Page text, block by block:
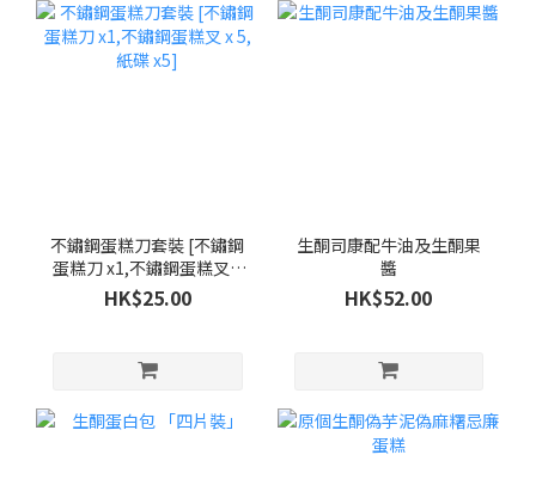
不鏽鋼蛋糕刀套裝 [不鏽鋼
蛋糕刀 x1,不鏽鋼蛋糕叉 x
5,紙碟 x5]
HK$25.00
生酮司康配牛油及生酮果
醬
HK$52.00